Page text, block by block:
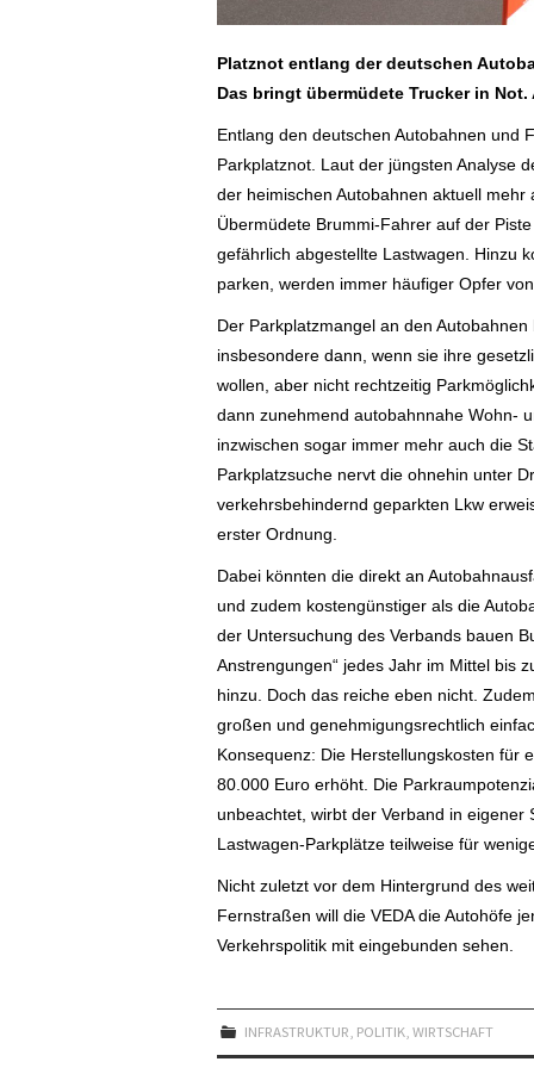
Platznot entlang der deutschen
Das bringt übermüdete Trucker in
Entlang den deutschen Autobahnen und
Parkplatznot. Laut der jüngsten Analyse
der heimischen Autobahnen aktuell
Übermüdete Brummi-Fahrer auf der
gefährlich abgestellte Lastwagen. Hinzu
parken, werden immer häufiger Opfer
Der Parkplatzmangel an den
insbesondere dann, wenn sie ihre
wollen, aber nicht rechtzeitig
dann zunehmend autobahnnahe Wohn-
inzwischen sogar immer mehr auch die
Parkplatzsuche nervt die ohnehin unter
verkehrsbehindernd geparkten Lkw
erster Ordnung.
Dabei könnten die direkt an
und zudem kostengünstiger als die
der Untersuchung des Verbands bauen
Anstrengungen“ jedes Jahr im Mittel bis
hinzu. Doch das reiche eben nicht.
großen und genehmigungsrechtlich
Konsequenz: Die Herstellungskosten für
80.000 Euro erhöht. Die
unbeachtet, wirbt der Verband in eigener
Lastwagen-Parkplätze teilweise für
Nicht zuletzt vor dem Hintergrund des
Fernstraßen will die VEDA die Autohöfe
Verkehrspolitik mit eingebunden sehen.
INFRASTRUKTUR, POLITIK,WIRTSCHAFT